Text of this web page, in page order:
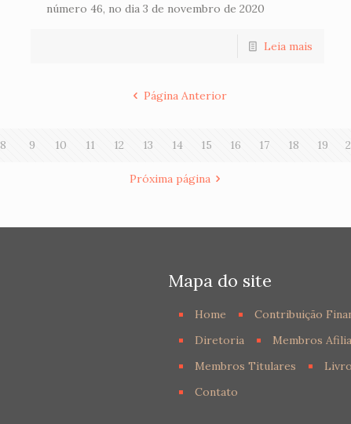
número 46, no dia 3 de novembro de 2020
Leia mais
Página Anterior
8 9 10 11 12 13 14 15 16 17 18 19
Próxima página
Mapa do site
Home Contribuição
Diretoria
Membros
Membros Titulares
Contato